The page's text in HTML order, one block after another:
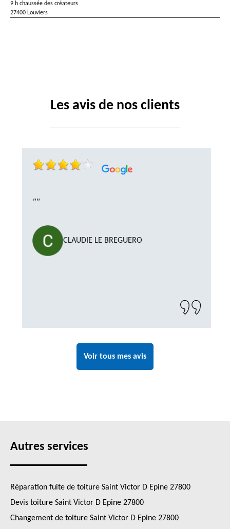
9 h chaussée des créateurs
27400 Louviers
Les avis de nos clients
""
CLAUDIE LE BREGUERO
Voir tous mes avis
Autres services
Réparation fuite de toiture Saint Victor D Epine 27800
Devis toiture Saint Victor D Epine 27800
Changement de toiture Saint Victor D Epine 27800